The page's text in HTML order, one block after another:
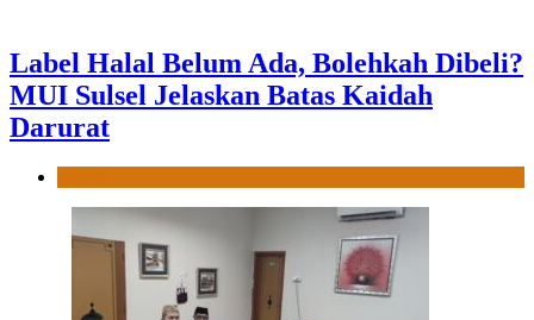
Label Halal Belum Ada, Bolehkah Dibeli?
MUI Sulsel Jelaskan Batas Kaidah
Darurat